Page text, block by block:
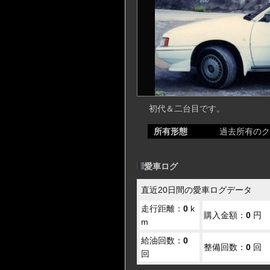
初代＆二台目です。
所有形態 過去所有の
愛車ログ
直近20日間の愛車ログデータ
走行距離： 0 k
m
購入金額： 0 円
給油回数： 0
回
整備回数： 0 回